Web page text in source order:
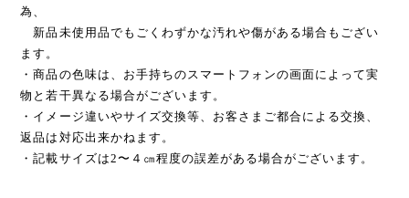
為、
新品未使用品でもごくわずかな汚れや傷がある場合もござい
ます。
・商品の色味は、お手持ちのスマートフォンの画面によって実
物と若干異なる場合がございます。
・イメージ違いやサイズ交換等、お客さまご都合による交換、
返品は対応出来かねます。
・記載サイズは2〜４㎝程度の誤差がある場合がございます。